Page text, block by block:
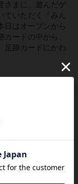
さまに、遊んだゲ
ていただく「みん
日はオープンから
ードの中から、
足跡カードにかわ
ありがとうござい
みやお盆期間の
楽しみませんか。
い方には、人数や